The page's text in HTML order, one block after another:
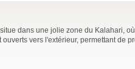
dans une jolie zone du Kalahari,
vers l'extérieur, permettant de